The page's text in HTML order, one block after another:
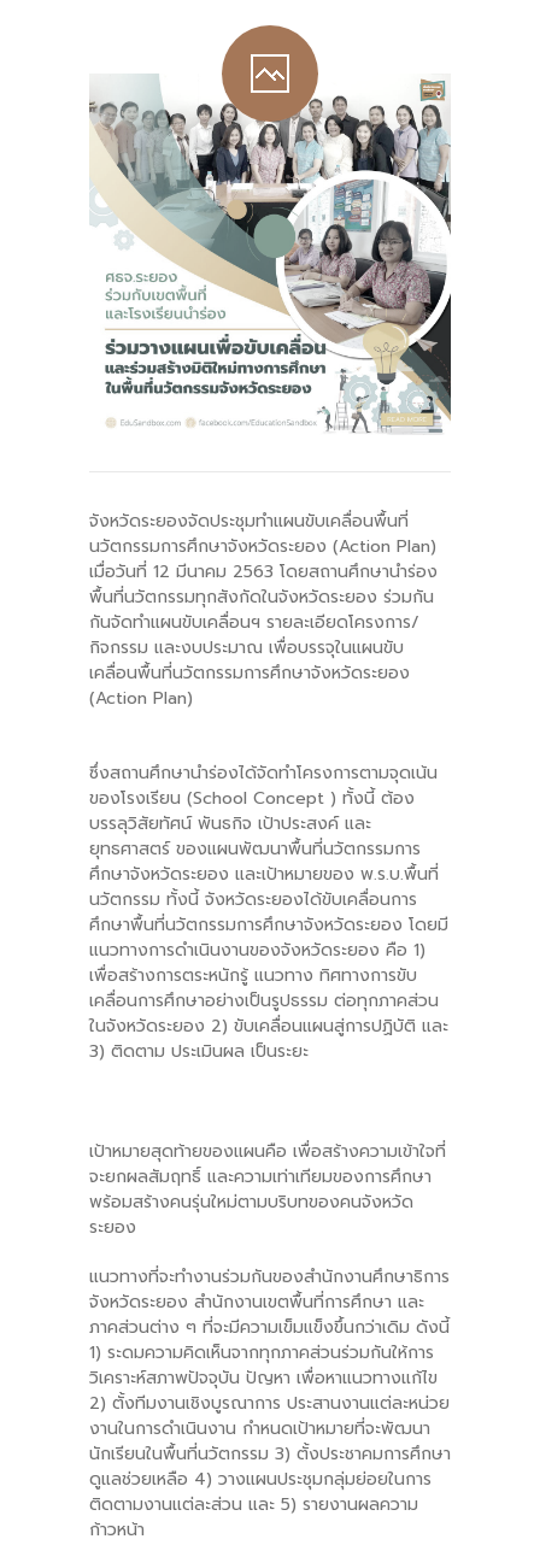
-- รายงานประจำปี
---- ปีการศึกษา 2564
---- ปีการศึกษา 2565
---- ปีการศึกษา 2567
-- รายงานผล กขศ.สพท.
-- เอกสารเผยแพร่
เกี่ยวกับเรา
-- รู้จัก พื้นที่นวัตกรรมการศึกษา
-- คณะอนุกรรมการ 6 คณะ
-- ทีมงาน สบน.
ติดต่อเรา
จังหวัดระยองจัดประชุมทำแผนขับเคลื่อนพื้นที่
นวัตกรรมการศึกษาจังหวัดระยอง (Action Plan)
เมื่อวันที่ 12 มีนาคม 2563 โดยสถานศึกษานำร่อง
พื้นที่นวัตกรรมทุกสังกัดในจังหวัดระยอง ร่วมกัน
กันจัดทำแผนขับเคลื่อนฯ รายละเอียดโครงการ/
กิจกรรม และงบประมาณ เพื่อบรรจุในแผนขับ
เคลื่อนพื้นที่นวัตกรรมการศึกษาจังหวัดระยอง
(Action Plan)
ซึ่งสถานศึกษานำร่องได้จัดทำโครงการตามจุดเน้น
ของโรงเรียน (School Concept ) ทั้งนี้ ต้อง
บรรลุวิสัยทัศน์ พันธกิจ เป้าประสงค์ และ
ยุทธศาสตร์ ของแผนพัฒนาพื้นที่นวัตกรรมการ
ศึกษาจังหวัดระยอง และเป้าหมายของ พ.ร.บ.พื้นที่
นวัตกรรม ทั้งนี้ จังหวัดระยองได้ขับเคลื่อนการ
ศึกษาพื้นที่นวัตกรรมการศึกษาจังหวัดระยอง โดยมี
แนวทางการดำเนินงานของจังหวัดระยอง คือ 1)
เพื่อสร้างการตระหนักรู้ แนวทาง ทิศทางการขับ
เคลื่อนการศึกษาอย่างเป็นรูปธรรม ต่อทุกภาคส่วน
ในจังหวัดระยอง 2) ขับเคลื่อนแผนสู่การปฏิบัติ และ
3) ติดตาม ประเมินผล เป็นระยะ
เป้าหมายสุดท้ายของแผนคือ เพื่อสร้างความเข้าใจที่
จะยกผลสัมฤทธิ์ และความเท่าเทียมของการศึกษา
พร้อมสร้างคนรุ่นใหม่ตามบริบทของคนจังหวัด
ระยอง
แนวทางที่จะทำงานร่วมกันของสำนักงานศึกษาธิการ
จังหวัดระยอง สำนักงานเขตพื้นที่การศึกษา และ
ภาคส่วนต่าง ๆ ที่จะมีความเข็มแข็งขึ้นกว่าเดิม ดังนี้
1) ระดมความคิดเห็นจากทุกภาคส่วนร่วมกันให้การ
วิเคราะห์สภาพปัจจุบัน ปัญหา เพื่อหาแนวทางแก้ไข
2) ตั้งทีมงานเชิงบูรณาการ ประสานงานแต่ละหน่วย
งานในการดำเนินงาน กำหนดเป้าหมายที่จะพัฒนา
นักเรียนในพื้นที่นวัตกรรม 3) ตั้งประชาคมการศึกษา
ดูแลช่วยเหลือ 4) วางแผนประชุมกลุ่มย่อยในการ
ติดตามงานแต่ละส่วน และ 5) รายงานผลความ
ก้าวหน้า